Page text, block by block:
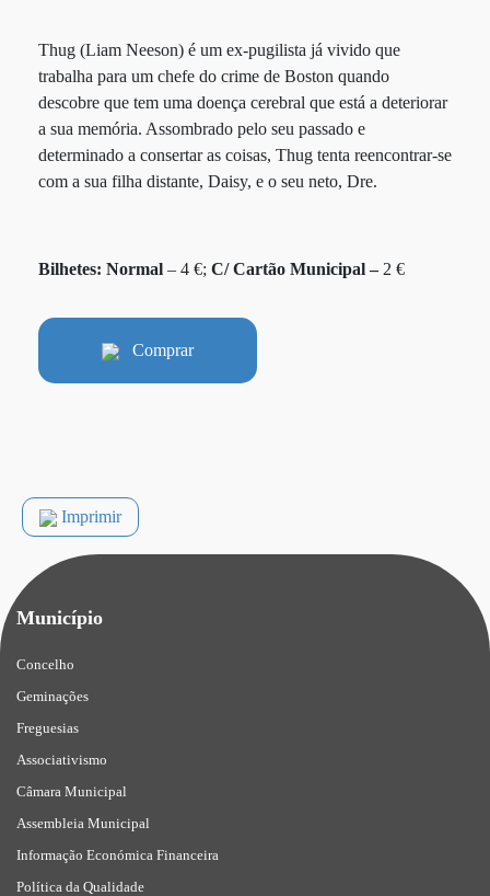
Thug (Liam Neeson) é um ex-pugilista já vivido que
trabalha para um chefe do crime de Boston quando
descobre que tem uma doença cerebral que está a deteriorar
a sua memória. Assombrado pelo seu passado e
determinado a consertar as coisas, Thug tenta reencontrar-se
com a sua filha distante, Daisy, e o seu neto, Dre.
Bilhetes: Normal – 4 €; C/ Cartão Municipal – 2 €
Comprar
Imprimir
Município
Concelho
Geminações
Freguesias
Associativismo
Câmara Municipal
Assembleia Municipal
Informação Económica Financeira
Política da Qualidade